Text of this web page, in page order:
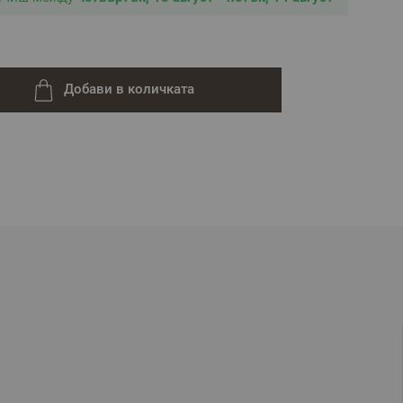
Добави в количката